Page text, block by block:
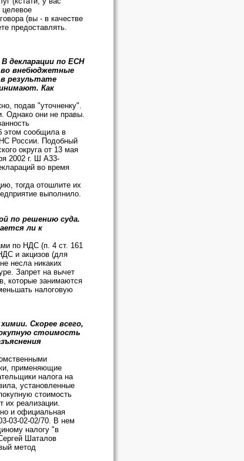
(вы - в качестве
предоставлять.
декларации по ЕСН
во внебюджетные
результате
Как
подав "уточненку".
Однако они не правы.
этом сообщила в
России. Подобный
округа от 13 мая
2002 г. Ш А33-
во время
тогда отошлите их
выполнило.
по решению суда.
ли к
по НДС (п. 4 ст. 161
и акцизов (для
несла никаких
Запрет на вычет
которые занимаются
налоговую
Скорее всего,
стоимость
применяющие
налога на
установленные
стоимость
их реализации.
и официальная
03-02-02/70. В нем
налогу "в
Шаталов
метод